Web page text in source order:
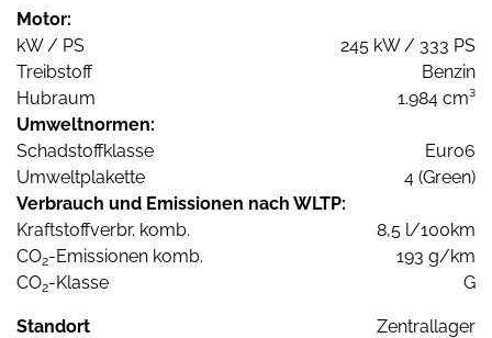
Motor:
kW / PS
245 kW / 333 PS
Treibstoff
Benzin
Hubraum
1.984 cm³
Umweltnormen:
Schadstoffklasse
Euro6
Umweltplakette
4 (Green)
Verbrauch und Emissionen nach WLTP:
Kraftstoffverbr. komb.
8,5 l/100km
CO2-Emissionen komb.
193 g/km
CO2-Klasse G
Standort Zentrallager